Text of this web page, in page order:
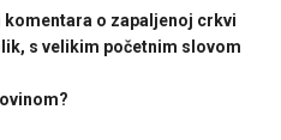
o zapaljenoj crkvi
s velikim početnim slovom